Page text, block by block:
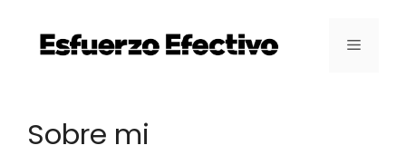
contenido
Menú
Sobre mi